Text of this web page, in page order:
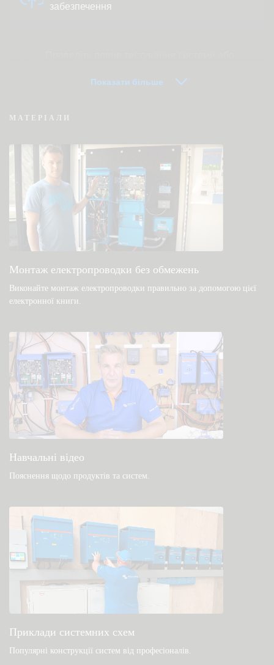
забезпечення
VRM — часто задавані питання про
Перевірте базу знань спільноти
Загальні файли для завантаження та
документація
Показати більше
МАТЕРІАЛИ
Монтаж електропроводки без обмежень
Виконайте монтаж електропроводки правильно за допомогою цієї
електронної книги.
Навчальні відео
Пояснення щодо продуктів та систем.
Приклади системних схем
Популярні конструкції систем від професіоналів.